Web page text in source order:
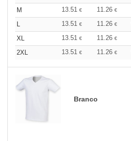
M
13.51 € 11.26 €
L
13.51 € 11.26 €
XL
13.51 € 11.26 €
2XL
13.51 € 11.26 €
Branco